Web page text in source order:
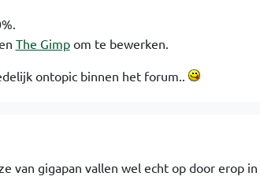
The Gimpom te bewerken.
ontopic binnen het forum..
van gigapan vallen wel echt op door erop